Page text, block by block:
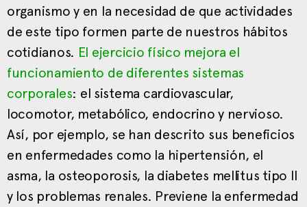
organismo y en la necesidad de que actividades
de este tipo formen parte de nuestros hábitos
cotidianos. El ejercicio físico mejora el
funcionamiento de diferentes sistemas
corporales: el sistema cardiovascular,
locomotor, metabólico, endocrino y nervioso.
Así, por ejemplo, se han descrito sus beneficios
en enfermedades como la hipertensión, el
asma, la osteoporosis, la diabetes mellitus tipo II
y los problemas renales. Previene la enfermedad